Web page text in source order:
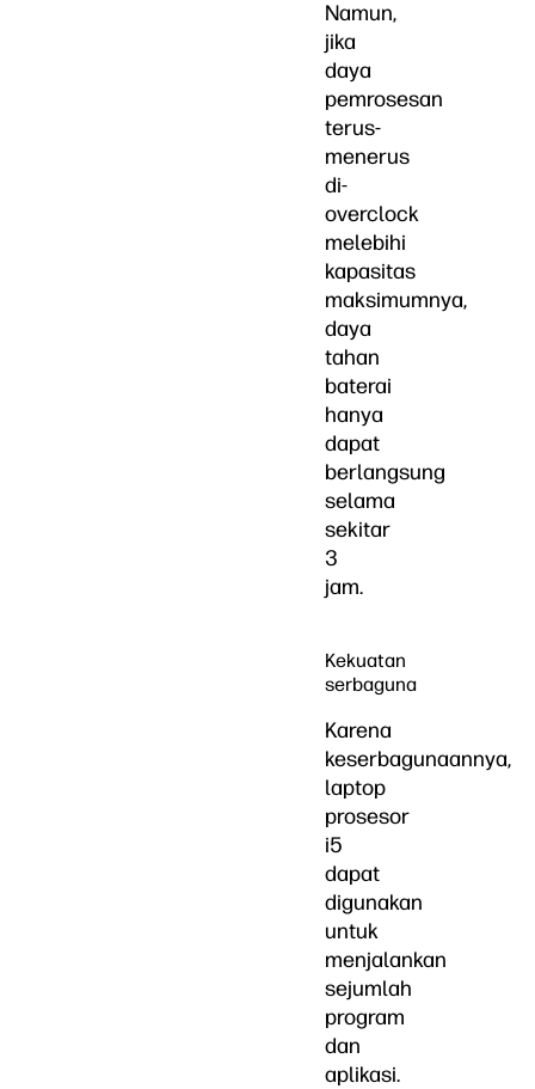
Namun,
jika
daya
pemrosesan
terus-
menerus
di-
overclock
melebihi
kapasitas
maksimumnya,
daya
tahan
baterai
hanya
dapat
berlangsung
selama
sekitar
3
jam.
Kekuatan
serbaguna
Karena
keserbagunaannya,
laptop
prosesor
i5
dapat
digunakan
untuk
menjalankan
sejumlah
program
dan
aplikasi.